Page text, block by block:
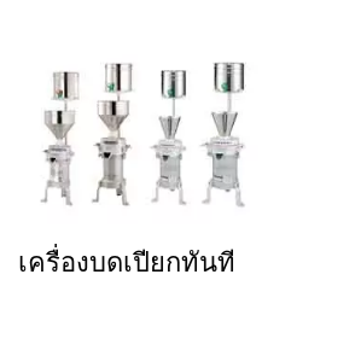
เครื่องบดเปียกทันที